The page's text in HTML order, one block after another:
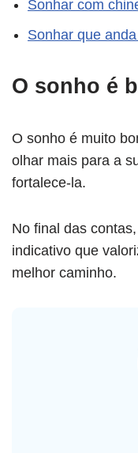
Sonhar com
Sonhar que
O sonho é
O sonho é muito
olhar mais para a
fortalece-la.
No final das contas,
indicativo que
melhor caminho.